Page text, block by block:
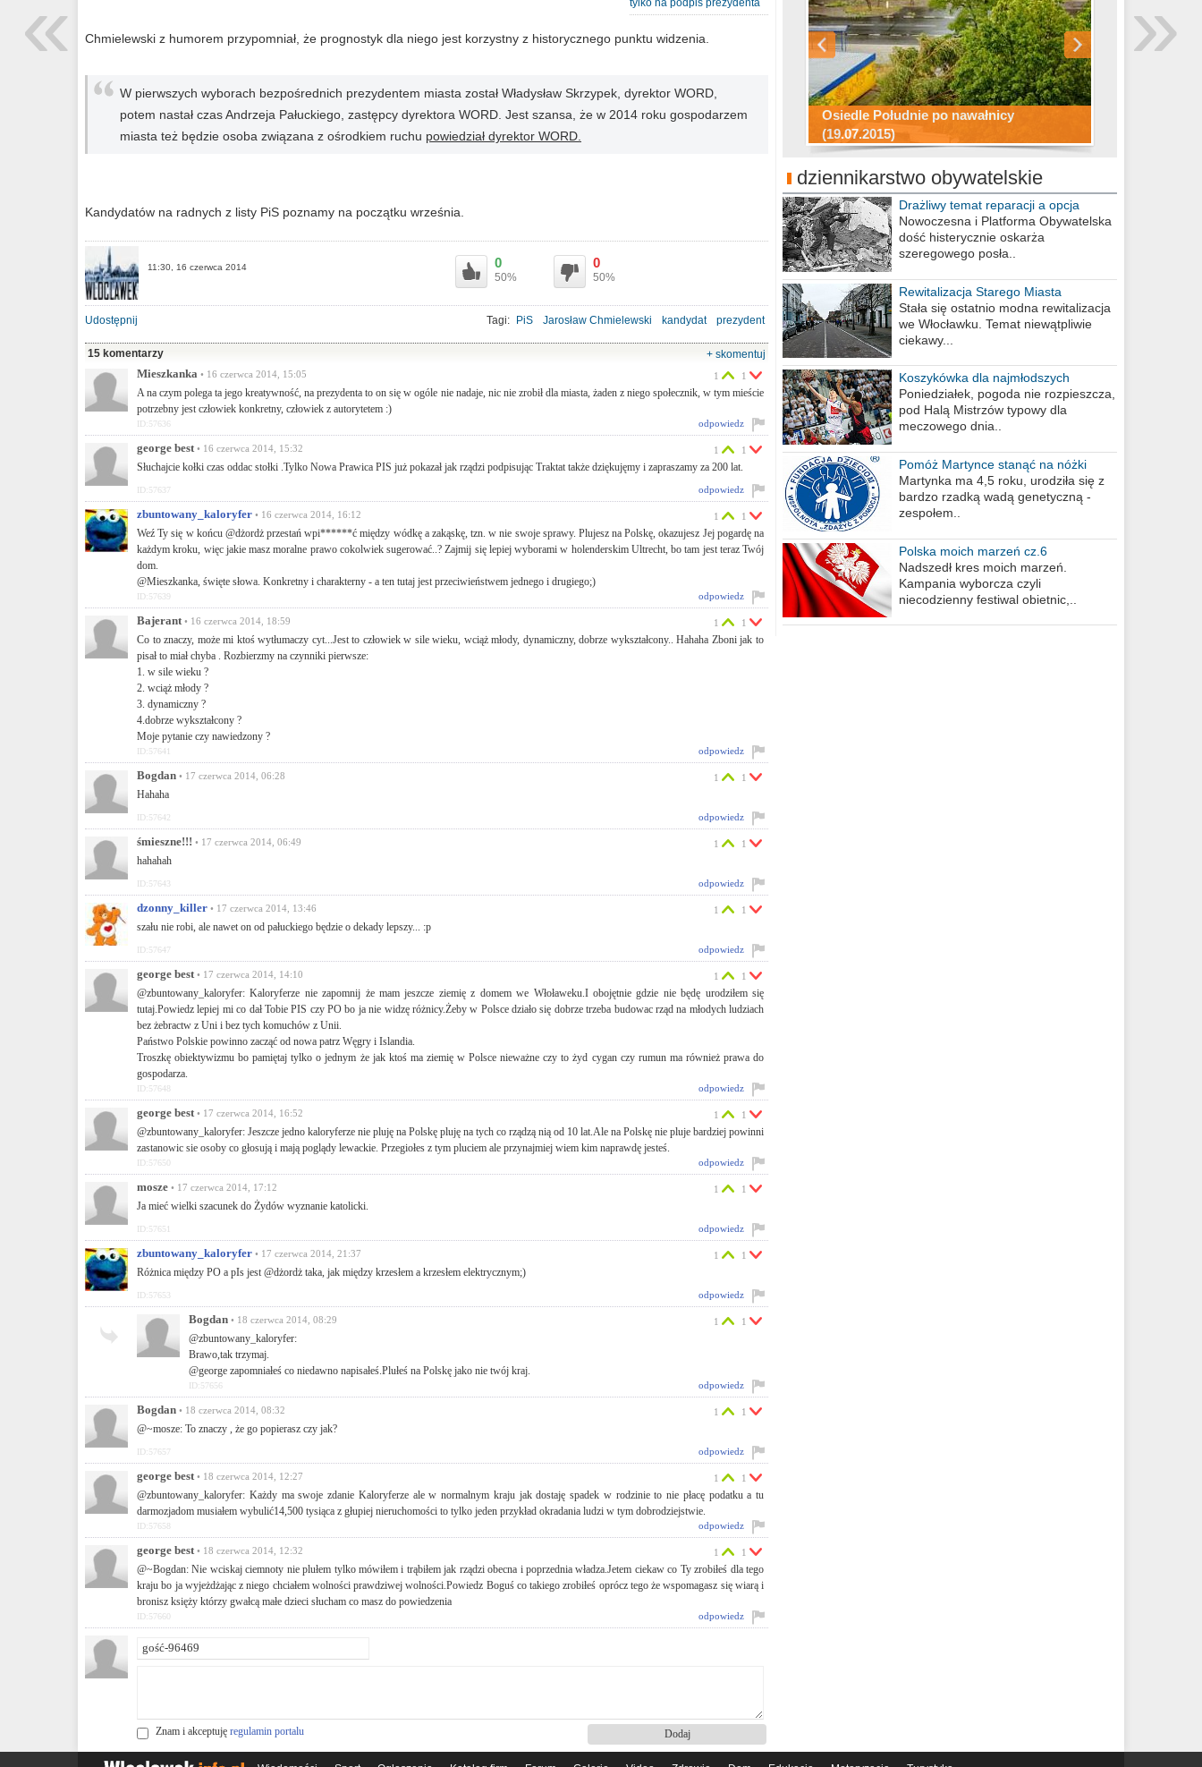
tylko na podpis prezydenta
Chmielewski z humorem przypomniał, że prognostyk dla niego jest korzystny z historycznego punktu widzenia.
W pierwszych wyborach bezpośrednich prezydentem miasta został Władysław Skrzypek, dyrektor WORD,
potem nastał czas Andrzeja Pałuckiego, zastępcy dyrektora WORD. Jest szansa, że w 2014 roku gospodarzem
miasta też będzie osoba związana z ośrodkiem ruchu powiedział dyrektor WORD.
Kandydatów na radnych z listy PiS poznamy na początku września.
11:30, 16 czerwca 2014 0
50%
0
50%
Udostępnij Tagi: PiS Jarosław Chmielewski kandydat
prezydent
15 komentarzy
+ skomentuj
Mieszkanka • 16 czerwca 2014, 15:05
A na czym polega ta jego kreatywność, na prezydenta to on się w ogóle nie nadaje, nic nie zrobił dla miasta, żaden z niego społecznik, w tym mieście
potrzebny jest człowiek konkretny, człowiek z autorytetem :)
1 1
odpowiedz
ID:57636
george best • 16 czerwca 2014, 15:32
Słuchajcie kołki czas oddac stołki .Tylko Nowa Prawica PIS już pokazał jak rządzi podpisując Traktat także dziękujęmy i zapraszamy za 200 lat.
1 1
odpowiedz
ID:57637
zbuntowany_kaloryfer • 16 czerwca 2014, 16:12
Weź Ty się w końcu @dżordż przestań wpi******ć między wódkę a zakąskę, tzn. w nie swoje sprawy. Plujesz na Polskę, okazujesz Jej pogardę na
każdym kroku, więc jakie masz moralne prawo cokolwiek sugerować..? Zajmij się lepiej wyborami w holenderskim Ultrecht, bo tam jest teraz Twój
dom.
@Mieszkanka, święte słowa. Konkretny i charakterny - a ten tutaj jest przeciwieństwem jednego i drugiego;)
1 1
odpowiedz
ID:57639
Bajerant • 16 czerwca 2014, 18:59
Co to znaczy, może mi ktoś wytłumaczy cyt...Jest to człowiek w sile wieku, wciąż młody, dynamiczny, dobrze wykształcony.. Hahaha Zboni jak to
pisał to miał chyba . Rozbierzmy na czynniki pierwsze:
1. w sile wieku ?
2. wciąż młody ?
3. dynamiczny ?
4.dobrze wykształcony ?
Moje pytanie czy nawiedzony ?
1 1
odpowiedz
ID:57641
Bogdan • 17 czerwca 2014, 06:28
Hahaha
1 1
odpowiedz
ID:57642
śmieszne!!! • 17 czerwca 2014, 06:49
hahahah
1 1
odpowiedz
ID:57643
dzonny_killer • 17 czerwca 2014, 13:46
szału nie robi, ale nawet on od pałuckiego będzie o dekady lepszy... :p
1 1
odpowiedz
ID:57647
george best • 17 czerwca 2014, 14:10
@zbuntowany_kaloryfer: Kaloryferze nie zapomnij że mam jeszcze ziemię z domem we Włoławeku.I obojętnie gdzie nie będę urodziłem się
tutaj.Powiedz lepiej mi co dał Tobie PIS czy PO bo ja nie widzę różnicy.Żeby w Polsce działo się dobrze trzeba budowac rząd na młodych ludziach
bez żebractw z Uni i bez tych komuchów z Unii.
Państwo Polskie powinno zacząć od nowa patrz Węgry i Islandia.
Troszkę obiektywizmu bo pamiętaj tylko o jednym że jak ktoś ma ziemię w Polsce nieważne czy to żyd cygan czy rumun ma również prawa do
gospodarza.
1 1
odpowiedz
ID:57648
george best • 17 czerwca 2014, 16:52
@zbuntowany_kaloryfer: Jeszcze jedno kaloryferze nie pluję na Polskę pluję na tych co rządzą nią od 10 lat.Ale na Polskę nie pluje bardziej powinni
zastanowic sie osoby co głosują i mają poglądy lewackie. Przegiołes z tym pluciem ale przynajmiej wiem kim naprawdę jesteś.
1 1
odpowiedz
ID:57650
mosze • 17 czerwca 2014, 17:12
Ja mieć wielki szacunek do Żydów wyznanie katolicki.
1 1
odpowiedz
ID:57651
zbuntowany_kaloryfer • 17 czerwca 2014, 21:37
Różnica między PO a pIs jest @dżordż taka, jak między krzesłem a krzesłem elektrycznym;)
1 1
odpowiedz
ID:57653
Bogdan • 18 czerwca 2014, 08:29
@zbuntowany_kaloryfer:
Brawo,tak trzymaj.
@george zapomniałeś co niedawno napisałeś.Plułeś na Polskę jako nie twój kraj.
1 1
odpowiedz
ID:57656
Bogdan • 18 czerwca 2014, 08:32
@~mosze: To znaczy , że go popierasz czy jak?
1 1
odpowiedz
ID:57657
george best • 18 czerwca 2014, 12:27
@zbuntowany_kaloryfer: Każdy ma swoje zdanie Kaloryferze ale w normalnym kraju jak dostaję spadek w rodzinie to nie płacę podatku a tu
darmozjadom musiałem wybulić14,500 tysiąca z głupiej nieruchomości to tylko jeden przykład okradania ludzi w tym dobrodziejstwie.
1 1
odpowiedz
ID:57658
george best • 18 czerwca 2014, 12:32
@~Bogdan: Nie wciskaj ciemnoty nie plułem tylko mówiłem i trąbiłem jak rządzi obecna i poprzednia władza.Jetem ciekaw co Ty zrobiłeś dla tego
kraju bo ja wyjeżdżając z niego chciałem wolności prawdziwej wolności.Powiedz Boguś co takiego zrobiłeś oprócz tego że wspomagasz się wiarą i
bronisz księży którzy gwałcą małe dzieci słucham co masz do powiedzenia
1 1
odpowiedz
ID:57660
Znam i akceptuję regulamin portalu
Osiedle Południe po nawałnicy
(19.07.2015)
Wizytówka Włocławka
polowanie wigilijne 2014
dziennikarstwo obywatelskie
Drażliwy temat reparacji a opcja
berlińska
Nowoczesna i Platforma Obywatelska
dość histerycznie oskarża
szeregowego posła..
Rewitalizacja Starego Miasta
Stała się ostatnio modna rewitalizacja
we Włocławku. Temat niewątpliwie
ciekawy...
Koszykówka dla najmłodszych
Poniedziałek, pogoda nie rozpieszcza,
pod Halą Mistrzów typowy dla
meczowego dnia..
Pomóż Martynce stanąć na nóżki
Martynka ma 4,5 roku, urodziła się z
bardzo rzadką wadą genetyczną -
zespołem..
Polska moich marzeń cz.6
Nadszedł kres moich marzeń.
Kampania wyborcza czyli
niecodzienny festiwal obietnic,..
»
«